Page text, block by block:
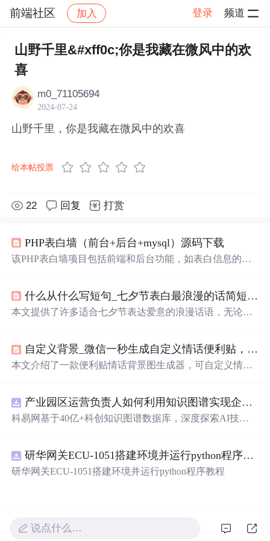
前端社区 加入 登录 频道
社区 前端社区 感慨 帖子详情
山野千里&#xff0c;你是我藏在微风中的欢
喜
m0_71105694
2024-07-24
山野千里，你是我藏在微风中的欢喜
给本帖投票
22 回复 打赏
PHP表白墙（前台+后台+mysql）源码下载
该PHP表白墙项目包括前端和后台功能，如表白信息的增
什么从什么写短句_七夕节表白最浪漫的话简短 适合七夕表白又甜又撩情话短句...
本文提供了许多适合七夕节表达爱意的浪漫话语，无论是
自定义背景_微信一秒生成自定义情话便利贴，做朋友圈背景图超级赞！！
本文介绍了一款便利贴情话背景图生成器，可自定义情话
产业园区运营负责人如何利用知识图谱实现企业精准对接与协同？.docx
科易网基于40亿+科创知识图谱数据库，深度探索AI技术
新领域的AI+数智化解决方案，推动科技创新与产业创新
智能化发展。
研华网关ECU-1051搭建环境并运行python程序教程
研华网关ECU-1051搭建环境并运行python程序教程
说点什么…